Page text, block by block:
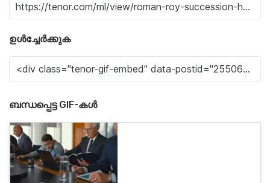
ഉൾച്ചേർക്കുക
ബന്ധപ്പെട്ട GIF-കൾ